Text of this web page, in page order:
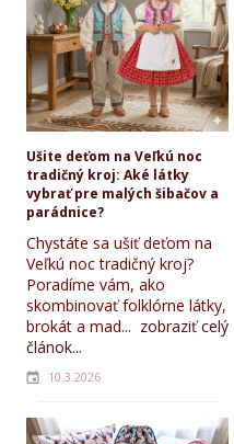
Ušite deťom na Veľkú noc
tradičný kroj: Aké látky
vybrať pre malých šibačov a
parádnice?
Chystáte sa ušiť deťom na
Veľkú noc tradičný kroj?
Poradíme vám, ako
skombinovať folklórne látky,
brokát a mad... zobraziť celý
článok...
10.3.2026